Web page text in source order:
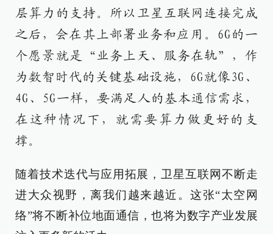
层算力的支持。所以卫星互联网连接完成
之后，会在其上部署业务和应用。6G的一
个愿景就是“业务上天、服务在轨”，作
为数智时代的关键基础设施，6G就像3G、
4G、5G一样，要满足人的基本通信需求，
在这种情况下，就需要算力做更好的支
撑。
随着技术迭代与应用拓展，卫星互联网不断走
进大众视野，离我们越来越近。这张“太空网
络”将不断补位地面通信，也将为数字产业发展